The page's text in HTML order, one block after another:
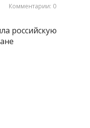
Комментарии: 0
российскую